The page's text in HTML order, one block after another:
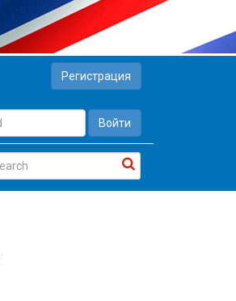
Регистрация
Войти